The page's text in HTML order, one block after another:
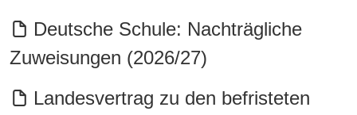
Deutsche Schule: Nachträgliche
Zuweisungen (2026/27)
Landesvertrag zu den befristeten